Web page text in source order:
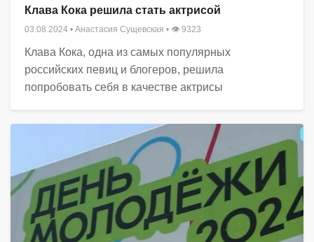
Клава Кока решила стать актрисой
03.08.2024 • Анастасия Сущевская • 👁 9323
Клава Кока, одна из самых популярных
российских певиц и блогеров, решила
попробовать себя в качестве актрисы